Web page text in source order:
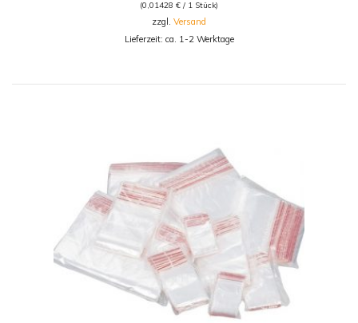
(0,01428 € / 1 Stück)
zzgl. Versand
Lieferzeit: ca. 1-2 Werktage